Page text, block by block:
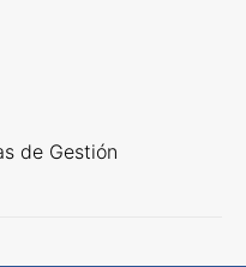
de Gestión